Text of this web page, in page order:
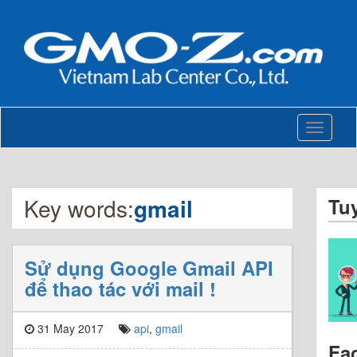
Toggle
Key words:gmail
Sử dụng Google Gmail API
để thao tác với mail !
31 May 2017 api, gmail